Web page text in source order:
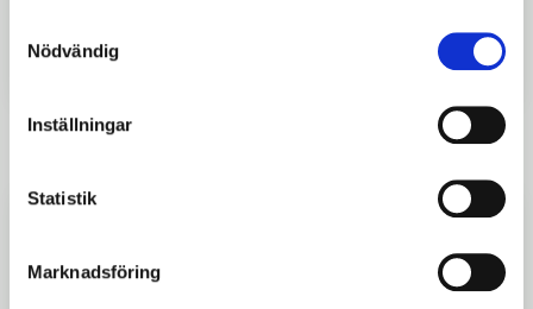
Nödvändig
Inställningar
Statistik
Marknadsföring
Lägg